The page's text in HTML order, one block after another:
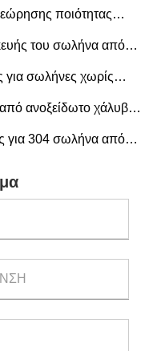
ποιότητας
χάλυβα 304
του σωλήνα από
για σωλήνες χωρίς
ανοξείδωτο χάλυβα
για 304 σωλήνα από